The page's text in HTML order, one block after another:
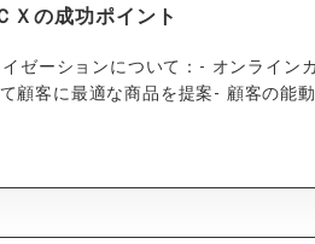
の成功ポイント
ゼーションについて：- オンライン
顧客に最適な商品を提案- 顧客の能